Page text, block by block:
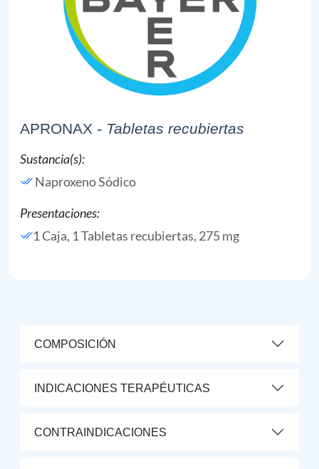
APRONAX - Tabletas recubiertas
Sustancia(s):
Naproxeno Sódico
Presentaciones:
1 Caja, 1 Tabletas recubiertas, 275 mg
COMPOSICIÓN
INDICACIONES TERAPÉUTICAS
CONTRAINDICACIONES